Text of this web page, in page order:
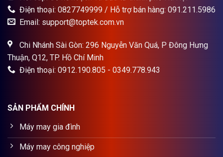
Điện thoại: 0827749999 / Hỗ trợ bán hàng: 091.211.5986
Email: support@toptek.com.vn
Chi Nhánh Sài Gòn: 296 Nguyễn Văn Quá, P Đông Hưng
Thuận, Q12, TP. Hồ Chí Minh
Điện thoại: 0912.190.805 - 0349.778.943
SẢN PHẨM CHÍNH
Máy may gia đình
Máy may công nghiệp